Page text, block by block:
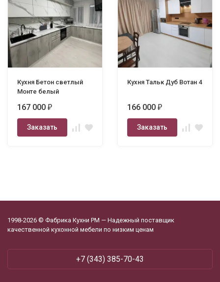
Кухня Бетон светлый
Монте белый
167 000 ₽
Заказать
Кухня Тальк Дуб Вотан 4
166 000 ₽
Заказать
1998-2026 © Фабрика Кухни РМ — Надежный поставщик
качественной кухонной мебели по низким ценам
+7 (343) 385-70-43